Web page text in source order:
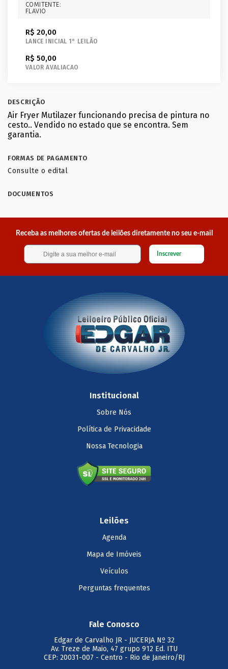
COMITENTE:
FLAVIO
R$ 20,00
LANCE INICIAL 1° LEILÃO
R$ 50,00
VALOR AVALIACAO
DESCRIÇÃO
Air Fryer Mutilazer funcionando precisa de pintura no
cesto.. Vendido no estado que se encontra. Sem
garantia.
FORMAS DE PAGAMENTO
Consulte o edital
DOCUMENTOS
Receba as melhores ofertas de leilões diretamente no seu e-mail
Inscrever
Institucional
Sobre Nós
Política de Privacidade
Nossa Tecnologia
Leilões
Agenda
Mapa de Imóveis
Veículos
Perguntas frequentes
Fale Conosco
Edgar de Carvalho JR- JUCERJA Nº 32
Av. Treze de Maio, 47 grupo 912 Ed. ITU
CEP: 20031-007 - Centro - Rio de Janeiro/RJ